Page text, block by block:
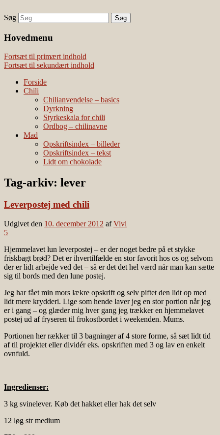
Наши партнеры
лучшие займы
Vivis chili
chili – dyrkning og mad
Søg
Hovedmenu
Fortsæt til primært indhold
Fortsæt til sekundært indhold
Forside
Chili
Chilianvendelse – basics
Dyrkning
Styrkeskala for chili
Ordbog – chilinavne
Mad
Opskriftsindex – billeder
Opskriftsindex – tekst
Lidt om chokolade
Tag-arkiv: lever
Leverpostej med chili
Udgivet den 10. december 2012 afVivi
5
Hjemmelavet lun leverpostej – er der noget bedre på et stykke
friskbagt brød? Det er ihvertilfælde en stor favorit hos os og selvom
der er lidt arbejde ved det – så er det det hel værd når man kan sætte
sig til bords med den lune postej.
Jeg har fået min mors lækre opskrift og selv piftet den lidt op med
lidt mere krydderi. Lige som hende laver jeg en stor portion når jeg
er i gang – og glæder mig hver gang jeg trækker en hjemmelavet
postej ud af fryseren til frokostbordet i weekenden. Mums.
Portionen her rækker til 3 bagninger af 4 store forme, så sæt lidt tid
af til projektet eller dividér eks. opskriften med 3 og lav en enkelt
ovnfuld.
Ingredienser:
3 kg svinelever. Køb det hakket eller hak det selv
12 løg str medium